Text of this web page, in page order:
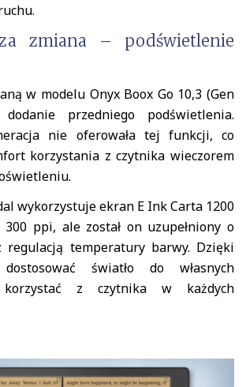
zmiana – podświetlenie
w modelu Onyx Boox Go 10,3 (Gen
przedniego podświetlenia.
nie oferowała tej funkcji, co
korzystania z czytnika wieczorem
wykorzystuje ekran E Ink Carta 1200
300 ppi, ale został on uzupełniony o
regulacją temperatury barwy. Dzięki
światło do własnych
z czytnika w każdych